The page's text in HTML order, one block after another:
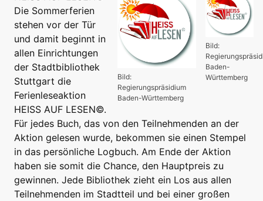
Bild:
Baden-
Württemberg
Bild:
Regierungspräsidium
Baden-Württemberg
Die Sommerferien
stehen vor der Tür
und damit beginnt in
allen Einrichtungen
der Stadtbibliothek
Stuttgart die
Ferienleseaktion
HEISS AUF LESEN©.
Für jedes Buch, das von den Teilnehmenden an der
Aktion gelesen wurde, bekommen sie einen Stempel
in das persönliche Logbuch. Am Ende der Aktion
haben sie somit die Chance, den Hauptpreis zu
gewinnen. Jede Bibliothek zieht ein Los aus allen
Teilnehmenden im Stadtteil und bei einer großen